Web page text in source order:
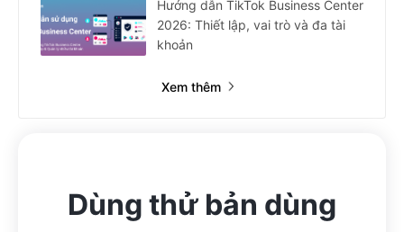
Hướng dẫn TikTok Business Center
2026: Thiết lập, vai trò và đa tài
khoản
Xem thêm
Dùng thử bản dùng